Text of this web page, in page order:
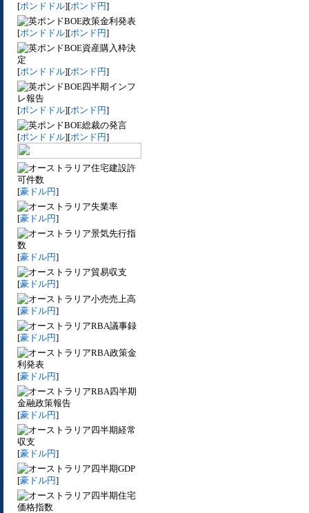
[ポンドドル][ポンド円]
BOE政策金利発表
[ポンドドル][ポンド円]
BOE資産購入枠決
定
[ポンドドル][ポンド円]
BOE四半期インフ
レ報告
[ポンドドル][ポンド円]
BOE総裁の発言
[ポンドドル][ポンド円]
住宅建設許
可件数
[豪ドル円]
失業率
[豪ドル円]
景気先行指
数
[豪ドル円]
貿易収支
[豪ドル円]
小売売上高
[豪ドル円]
RBA議事録
[豪ドル円]
RBA政策金
利発表
[豪ドル円]
RBA四半期
金融政策報告
[豪ドル円]
四半期経常
収支
[豪ドル円]
四半期GDP
[豪ドル円]
四半期住宅
価格指数